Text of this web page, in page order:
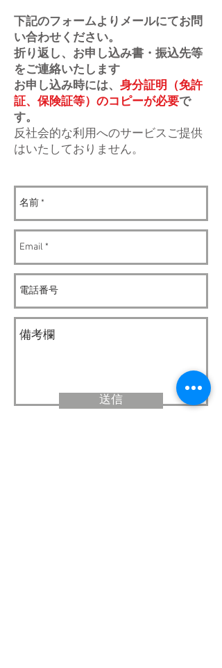
下記のフォームよりメールにてお問
い合わせください。
折り返し、お申し込み書・振込先等
をご連絡いたします
お申し込み時には、 身分証明（免許
証、保険証等）のコピーが必要で
す。
反社会的な利用へのサービスご提供
はいたしておりません。
送信